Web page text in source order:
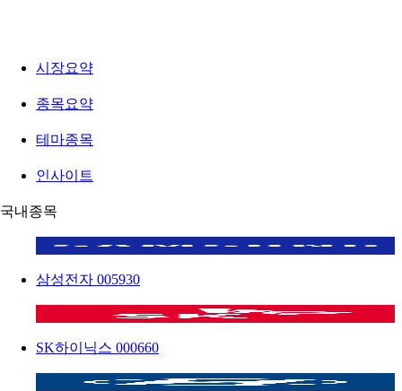
시장요약
종목요약
테마종목
인사이트
국내종목
삼성전자 005930
SK하이닉스 000660